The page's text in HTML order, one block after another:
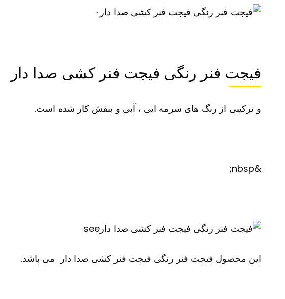
۰
فیجت فنر رنگی فیجت فنر کشی صدا دار
و ترکیبی از رنگ های سرمه ایی ، آبی و بنفش کار شده است.
&nbsp;
see
این محصول فیجت فنر رنگی فیجت فنر کشی صدا دار می باشد.